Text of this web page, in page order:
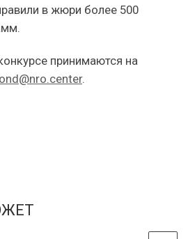
в жюри более 500
принимаются на
.